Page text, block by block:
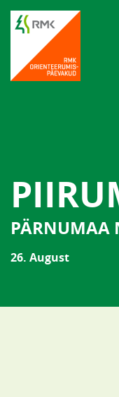
PÄRNUMAA
26. August